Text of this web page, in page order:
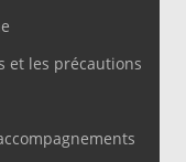
et les précautions